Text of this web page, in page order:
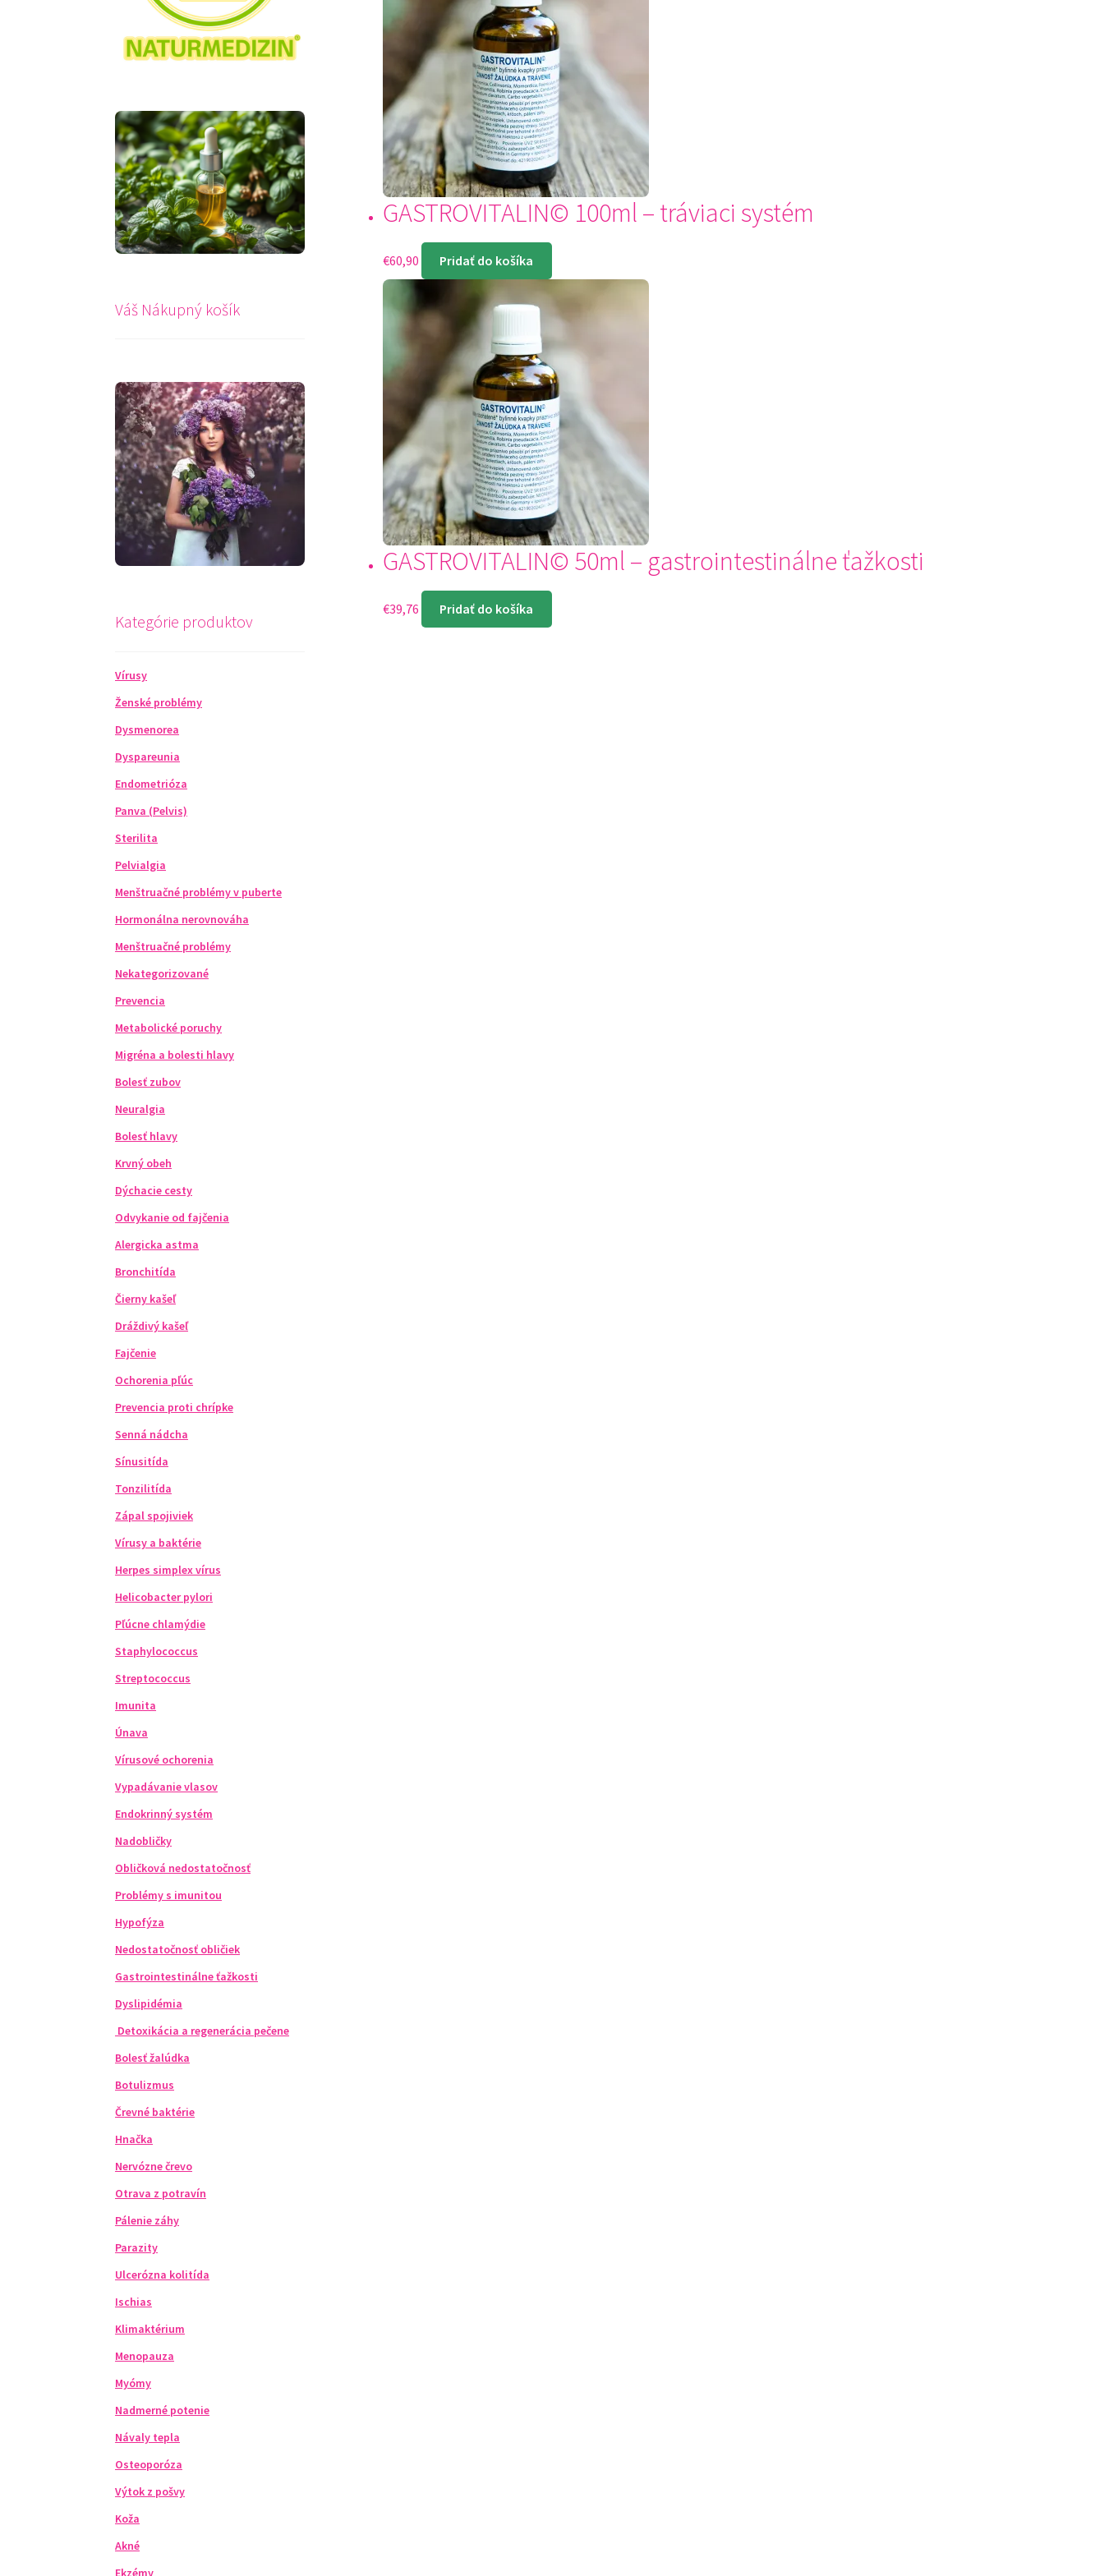
GASTROVITALIN© 100ml – tráviaci systém
€60,90 Pridať do košíka
GASTROVITALIN© 50ml – gastrointestinálne ťažkosti
€39,76 Pridať do košíka
Váš Nákupný košík
Kategórie produktov
Vírusy
Ženské problémy
Dysmenorea
Dyspareunia
Endometrióza
Panva (Pelvis)
Sterilita
Pelvialgia
Menštruačné problémy v puberte
Hormonálna nerovnováha
Menštruačné problémy
Nekategorizované
Prevencia
Metabolické poruchy
Migréna a bolesti hlavy
Bolesť zubov
Neuralgia
Bolesť hlavy
Krvný obeh
Dýchacie cesty
Odvykanie od fajčenia
Alergicka astma
Bronchitída
Čierny kašeľ
Dráždivý kašeľ
Fajčenie
Ochorenia pľúc
Prevencia proti chrípke
Senná nádcha
Sínusitída
Tonzilitída
Zápal spojiviek
Vírusy a baktérie
Herpes simplex vírus
Helicobacter pylori
Pľúcne chlamýdie
Staphylococcus
Streptococcus
Imunita
Únava
Vírusové ochorenia
Vypadávanie vlasov
Endokrinný systém
Nadobličky
Obličková nedostatočnosť
Problémy s imunitou
Hypofýza
Nedostatočnosť obličiek
Gastrointestinálne ťažkosti
Dyslipidémia
Detoxikácia a regenerácia pečene
Bolesť žalúdka
Botulizmus
Črevné baktérie
Hnačka
Nervózne črevo
Otrava z potravín
Pálenie záhy
Parazity
Ulcerózna kolitída
Ischias
Klimaktérium
Menopauza
Myómy
Nadmerné potenie
Návaly tepla
Osteoporóza
Výtok z pošvy
Koža
Akné
Ekzémy